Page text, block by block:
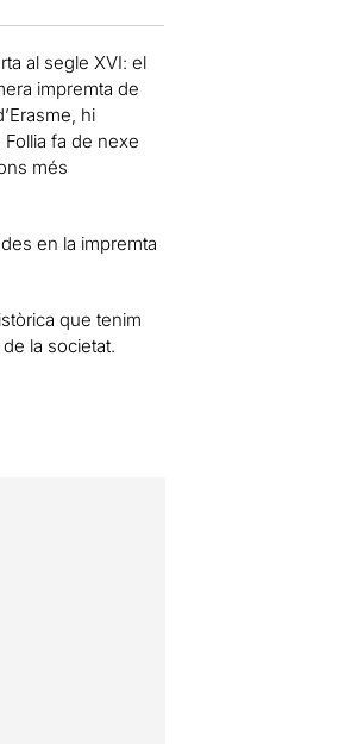
al segle XVI: el
impremta de
hi
fa de nexe
més
en la impremta
que tenim
la societat.